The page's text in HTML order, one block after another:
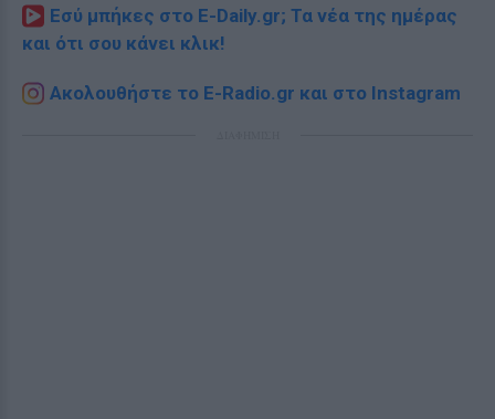
Εσύ μπήκες στο E-Daily.gr; Τα νέα της ημέρας
και ότι σου κάνει κλικ!
Ακολουθήστε το E-Radio.gr και στο Instagram